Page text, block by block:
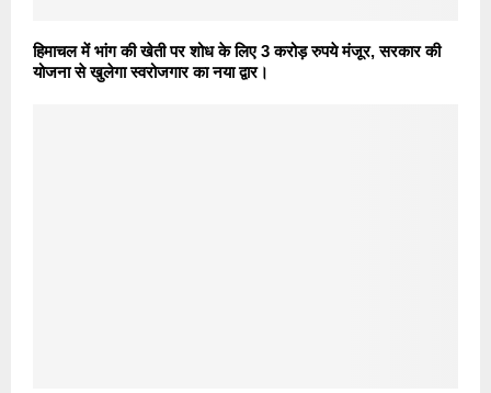
हिमाचल में भांग की खेती पर शोध के लिए 3 करोड़ रुपये मंजूर, सरकार की
योजना से खुलेगा स्वरोजगार का नया द्वार।